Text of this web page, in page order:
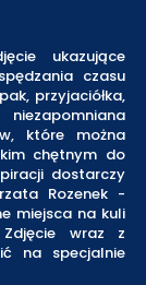
ukazujące
czasu
przyjaciółka,
które można
chętnym do
dostarczy
Rozenek -
miejsca na kuli
Zdjęcie wraz z
na specjalnie